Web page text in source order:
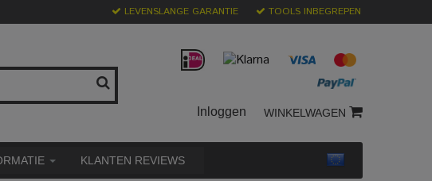
LEVENSLANGE GARANTIE TOOLS INBEGREPEN
Inloggen WINKELWAGEN
KLANTEN REVIEWS